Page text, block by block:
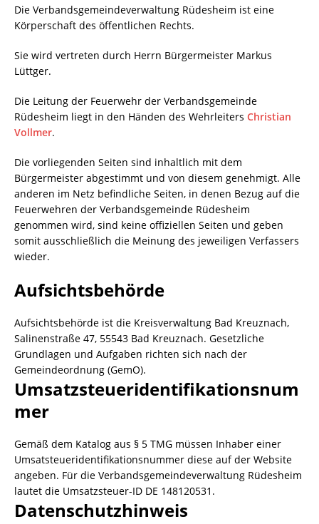
Die Verbandsgemeindeverwaltung Rüdesheim ist eine
Körperschaft des öffentlichen Rechts.
Sie wird vertreten durch Herrn Bürgermeister Markus
Lüttger.
Die Leitung der Feuerwehr der Verbandsgemeinde
Rüdesheim liegt in den Händen des Wehrleiters Christian
Vollmer.
Die vorliegenden Seiten sind inhaltlich mit dem
Bürgermeister abgestimmt und von diesem genehmigt. Alle
anderen im Netz befindliche Seiten, in denen Bezug auf die
Feuerwehren der Verbandsgemeinde Rüdesheim
genommen wird, sind keine offiziellen Seiten und geben
somit ausschließlich die Meinung des jeweiligen Verfassers
wieder.
Aufsichtsbehörde
Aufsichtsbehörde ist die Kreisverwaltung Bad Kreuznach,
Salinenstraße 47, 55543 Bad Kreuznach. Gesetzliche
Grundlagen und Aufgaben richten sich nach der
Gemeindeordnung (GemO).
Umsatzsteueridentifikationsnum
mer
Gemäß dem Katalog aus § 5 TMG müssen Inhaber einer
Umsatsteueridentifikationsnummer diese auf der Website
angeben. Für die Verbandsgemeindeverwaltung Rüdesheim
lautet die Umsatzsteuer-ID DE 148120531.
Datenschutzhinweis